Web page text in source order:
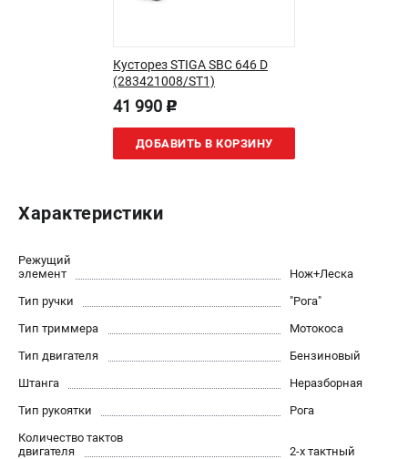
Бонусная программа
Пользовательское соглашение
Триммеры электрические
Аккумуляторные воздуходувки
ТЕЛЕФОН (САНКТ-ПЕТЕРБУРГ)
Информация размещённая на сайте не является публичной
Кусторез STIGA SBC 646 D
(283421008/ST1)
41 990 p
ДОБАВИТЬ В КОРЗИНУ
Характеристики
Режущий
элемент
Нож+Леска
Тип ручки
"Рога"
Тип триммера
Мотокоса
Тип двигателя
Бензиновый
Штанга
Неразборная
Тип рукоятки
Рога
Количество тактов
двигателя
2-х тактный